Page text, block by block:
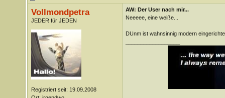
Vollmondpetra
JEDER für JEDEN
Registriert seit: 19.09.2008
AW: Der User nach mir...
Neeeee, eine weiße...
DUnm ist wahnsinnig modern